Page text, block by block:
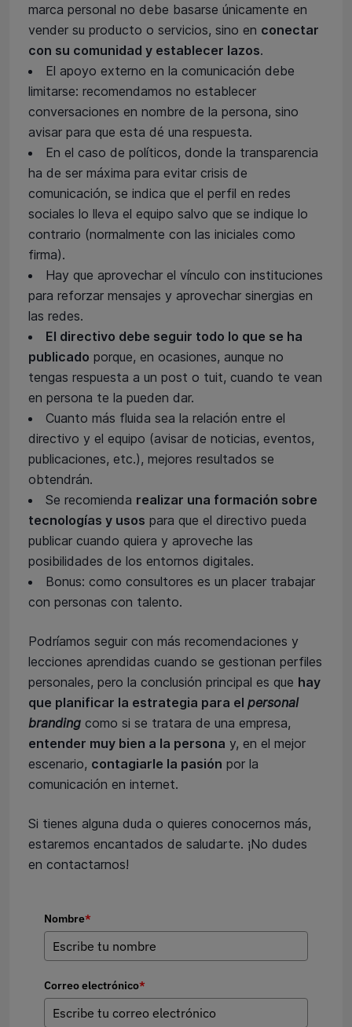
marca personal no debe basarse únicamente en
vender su producto o servicios, sino en conectar
con su comunidad y establecer lazos.
El apoyo externo en la comunicación debe
limitarse: recomendamos no establecer
conversaciones en nombre de la persona, sino
avisar para que esta dé una respuesta.
En el caso de políticos, donde la transparencia
ha de ser máxima para evitar crisis de
comunicación, se indica que el perfil en redes
sociales lo lleva el equipo salvo que se indique lo
contrario (normalmente con las iniciales como
firma).
Hay que aprovechar el vínculo con instituciones
para reforzar mensajes y aprovechar sinergias en
las redes.
El directivo debe seguir todo lo que se ha
publicado porque, en ocasiones, aunque no
tengas respuesta a un post o tuit, cuando te vean
en persona te la pueden dar.
Cuanto más fluida sea la relación entre el
directivo y el equipo (avisar de noticias, eventos,
publicaciones, etc.), mejores resultados se
obtendrán.
Se recomienda realizar una formación sobre
tecnologías y usos para que el directivo pueda
publicar cuando quiera y aproveche las
posibilidades de los entornos digitales.
Bonus: como consultores es un placer trabajar
con personas con talento.
Podríamos seguir con más recomendaciones y
lecciones aprendidas cuando se gestionan perfiles
personales, pero la conclusión principal es que hay
que planificar la estrategia para el personal
branding como si se tratara de una empresa,
entender muy bien a la persona y, en el mejor
escenario, contagiarle la pasión por la
comunicación en internet.
Si tienes alguna duda o quieres conocernos más,
estaremos encantados de saludarte. ¡No dudes
en contactarnos!
Nombre*
Correo electrónico*